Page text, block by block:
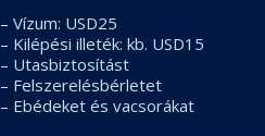
– Vízum: USD25
– Kilépési illeték: kb. USD15
– Utasbiztosítást
– Felszerelésbérletet
– Ebédeket és vacsorákat